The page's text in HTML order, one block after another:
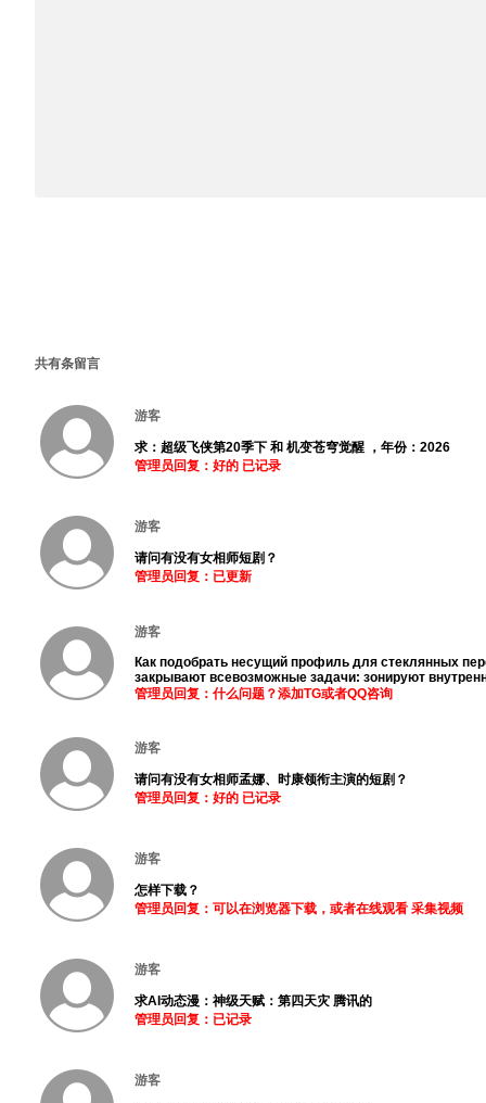
共有条留言
游客
求：超级飞侠第20季下 和 机变苍穹觉醒 ，年份：2026
管理员回复：好的 已记录
游客
请问有没有女相师短剧？
管理员回复：已更新
游客
Как подобрать несущий профиль для стеклянных
закрывают всевозможные задачи: зонируют
管理员回复：什么问题？添加TG或者QQ咨询
游客
请问有没有女相师孟娜、时康领衔主演的短剧？
管理员回复：好的 已记录
游客
怎样下载？
管理员回复：可以在浏览器下载，或者在线观看 采集视频
游客
求AI动态漫：神级天赋：第四天灾 腾讯的
管理员回复：已记录
游客